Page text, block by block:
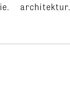
architektur.